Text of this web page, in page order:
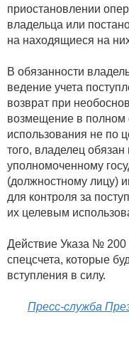
приостановлении
владельца или
на находящиеся на
В обязанности
ведение учета
возврат при
возмещение в полном
использования не по
того, владелец обязан
уполномоченному
(должностному лицу)
для контроля за
их целевым
Действие Указа № 200
спецсчета, которые
вступления в силу.
Пресс-служба